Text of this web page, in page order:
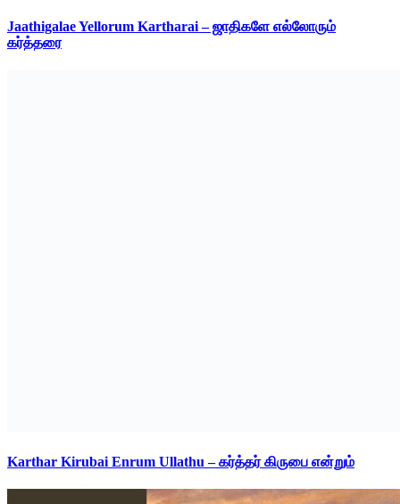
Jaathigalae Yellorum Kartharai – ஜாதிகளே எல்லோரும்
கர்த்தரை
Karthar Kirubai Enrum Ullathu – கர்த்தர் கிருபை என்றும்